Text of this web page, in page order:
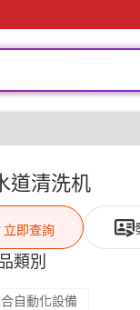
道清洗机
立即查詢
類別
自動化設備